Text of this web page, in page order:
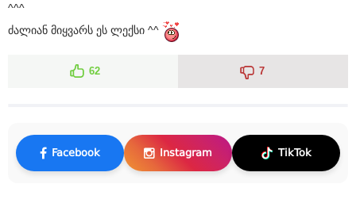
^^^
ძალიან მიყვარს ეს ლექსი ^^
62 7
Facebook Instagram TikTok